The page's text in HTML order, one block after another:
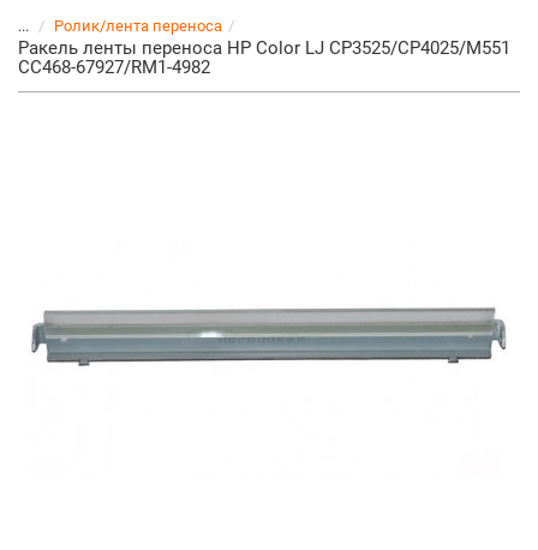
... Ролик/лента переноса
Ракель ленты переноса HP Color LJ CP3525/CP4025/M551
CC468-67927/RM1-4982